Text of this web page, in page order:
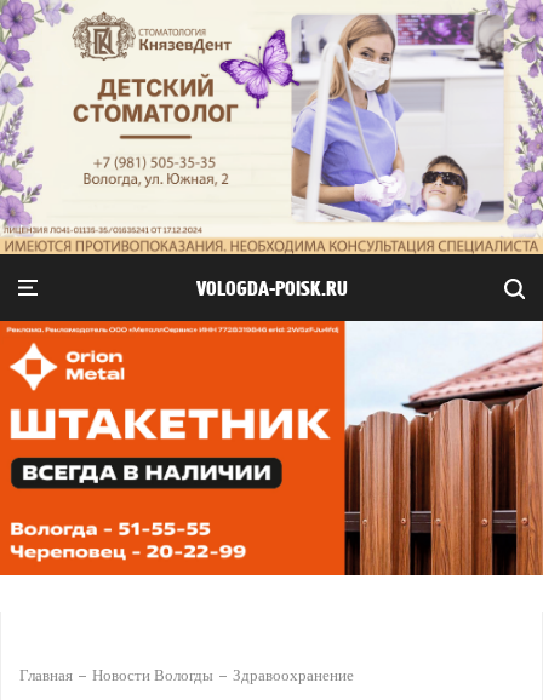
VOLOGDA-POISK.RU
Главная Новости Вологды Здравоохранение